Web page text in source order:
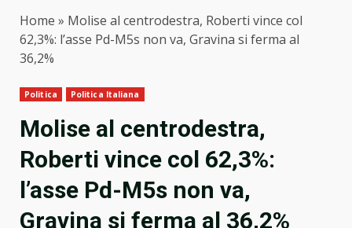
Home » Molise al centrodestra, Roberti vince col
62,3%: l’asse Pd-M5s non va, Gravina si ferma al
36,2%
Politica Politica Italiana
Molise al centrodestra,
Roberti vince col 62,3%:
l’asse Pd-M5s non va,
Gravina si ferma al 36,2%